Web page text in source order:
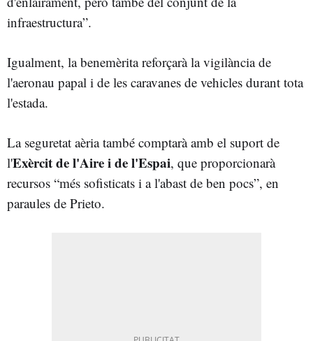
infraestructura”.
Igualment, la benemèrita reforçarà la vigilància de
l'aeronau papal i de les caravanes de vehicles durant tota
l'estada.
La seguretat aèria també comptarà amb el suport de
l'Exèrcit de l'Aire i de l'Espai, que proporcionarà
recursos “més sofisticats i a l'abast de ben pocs”, en
paraules de Prieto.